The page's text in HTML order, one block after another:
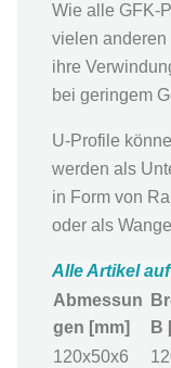
Wie alle GFK-
vielen anderen
ihre
bei geringem
U-Profile
werden als
in Form von
oder als
Alle Artikel
Abmessun
gen [mm]
B
120x50x6